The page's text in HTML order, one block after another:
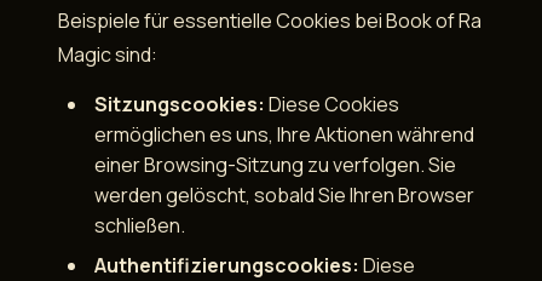
Beispiele für essentielle Cookies bei Book of Ra
Magic sind:
Sitzungscookies: Diese Cookies
ermöglichen es uns, Ihre Aktionen während
einer Browsing-Sitzung zu verfolgen. Sie
werden gelöscht, sobald Sie Ihren Browser
schließen.
Authentifizierungscookies: Diese